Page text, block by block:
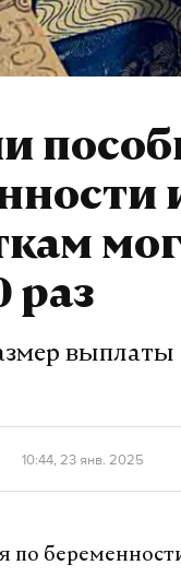
раз
10:44, 23 янв. 2025
по